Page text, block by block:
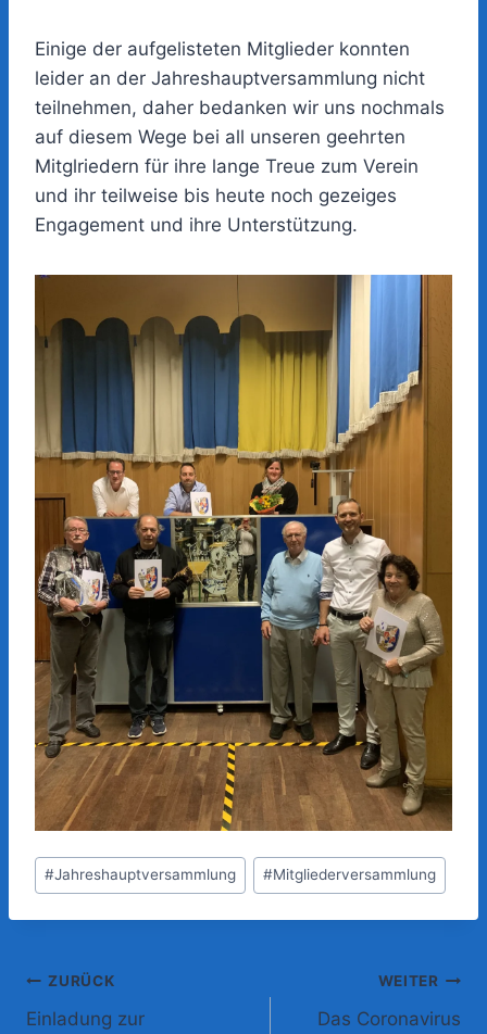
Einige der aufgelisteten Mitglieder konnten
leider an der Jahreshauptversammlung nicht
teilnehmen, daher bedanken wir uns nochmals
auf diesem Wege bei all unseren geehrten
Mitglriedern für ihre lange Treue zum Verein
und ihr teilweise bis heute noch gezeiges
Engagement und ihre Unterstützung.
Schlagworte:
#Jahreshauptversammlung #Mitgliederversammlung
Beitragsnavigation
ZURÜCK
Einladung zur
WEITER
Das Coronavirus